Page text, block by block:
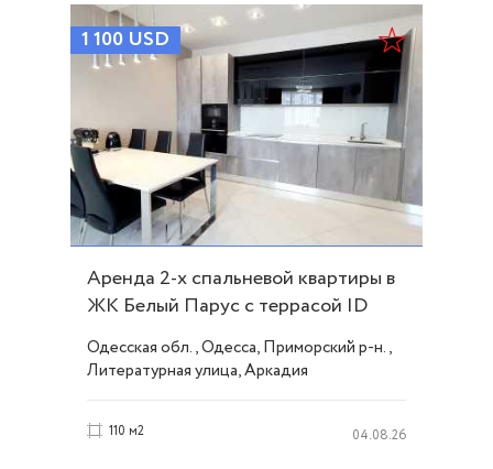
1 100 USD
Аренда 2-х спальневой квартиры в
ЖК Белый Парус с террасой ID
53637
Одесская обл., Одесса, Приморский р-н.,
Литературная улица, Аркадия
110 м2 04.08.26